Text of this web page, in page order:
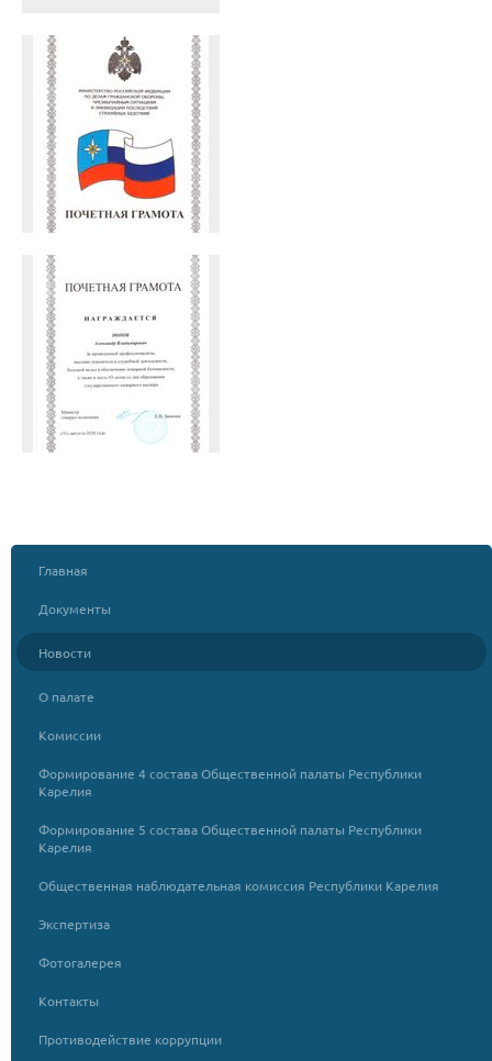
Главная
Документы
Новости
О палате
Комиссии
Формирование 4 состава Общественной палаты Республики
Карелия
Формирование 5 состава Общественной палаты Республики
Карелия
Общественная наблюдательная комиссия Республики Карелия
Экспертиза
Фотогалерея
Контакты
Противодействие коррупции